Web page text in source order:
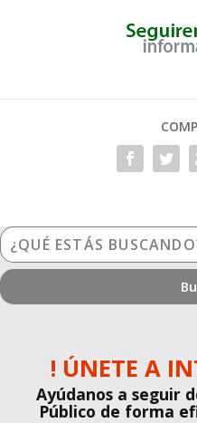
¿Qué
estás
buscando?
! ÚNETE A
Ayúdanos a seguir
Público de forma